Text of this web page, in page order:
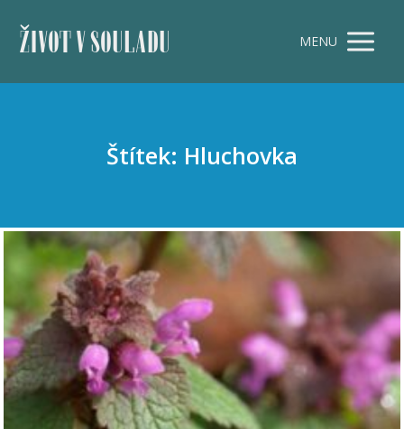
ŽIVOT V SOULADU MENU
Štítek: Hluchovka